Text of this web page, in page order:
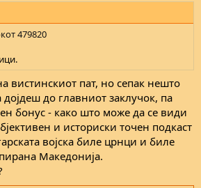
479820
вистинскиот пат, но сепак нешто
дојдеш до главниот заклучок, па
бонус - како што може да се види
и историски точен подкаст
војска биле црнци и биле
Македонија.